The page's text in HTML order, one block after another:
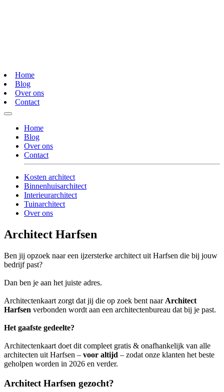
Home
Blog
Over ons
Contact
Home
Blog
Over ons
Contact
Kosten architect
Binnenhuisarchitect
Interieurarchitect
Tuinarchitect
Over ons
Architect Harfsen
Ben jij opzoek naar een ijzersterke architect uit Harfsen die bij jouw
bedrijf past?
Dan ben je aan het juiste adres.
Architectenkaart zorgt dat jij die op zoek bent naar Architect
Harfsen verbonden wordt aan een architectenbureau dat bij je past.
Het gaafste gedeelte?
Architectenkaart doet dit compleet gratis & onafhankelijk van alle
architecten uit Harfsen – voor altijd – zodat onze klanten het beste
geholpen worden in 2026 en verder.
Architect Harfsen gezocht?